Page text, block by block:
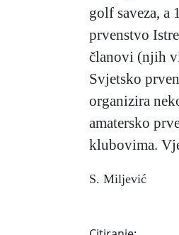
golf saveza, a
prvenstvo
članovi (njih
Svjetsko
organizira
amatersko
klubovima.
S. Miljević